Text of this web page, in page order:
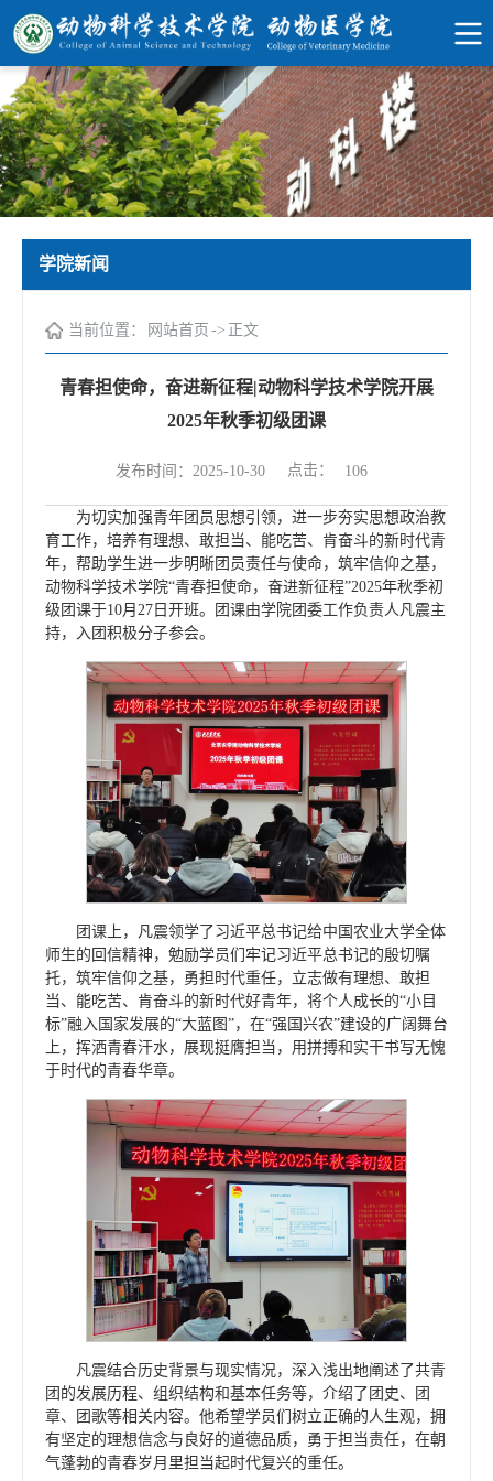
学院新闻
当前位置： 网站首页 -> 正文
青春担使命，奋进新征程|动物科学技术学院开展
2025年秋季初级团课
发布时间：2025-10-30 点击： 106
为切实加强青年团员思想引领，进一步夯实思想政治教
育工作，培养有理想、敢担当、能吃苦、肯奋斗的新时代青
年，帮助学生进一步明晰团员责任与使命，筑牢信仰之基，
动物科学技术学院“青春担使命，奋进新征程”2025年秋季初
级团课于10月27日开班。团课由学院团委工作负责人凡震主
持，入团积极分子参会。
团课上，凡震领学了习近平总书记给中国农业大学全体
师生的回信精神，勉励学员们牢记习近平总书记的殷切嘱
托，筑牢信仰之基，勇担时代重任，立志做有理想、敢担
当、能吃苦、肯奋斗的新时代好青年，将个人成长的“小目
标”融入国家发展的“大蓝图”，在“强国兴农”建设的广阔舞台
上，挥洒青春汗水，展现挺膺担当，用拼搏和实干书写无愧
于时代的青春华章。
凡震结合历史背景与现实情况，深入浅出地阐述了共青
团的发展历程、组织结构和基本任务等，介绍了团史、团
章、团歌等相关内容。他希望学员们树立正确的人生观，拥
有坚定的理想信念与良好的道德品质，勇于担当责任，在朝
气蓬勃的青春岁月里担当起时代复兴的重任。